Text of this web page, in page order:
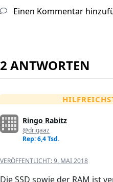
Einen Kommentar
2 ANTWORTEN
Ringo Rabitz
@drigaaz
Rep: 6,4 Tsd.
VERÖFFENTLICHT:9. MAI 2018
Die SSD sowie der RAM ist